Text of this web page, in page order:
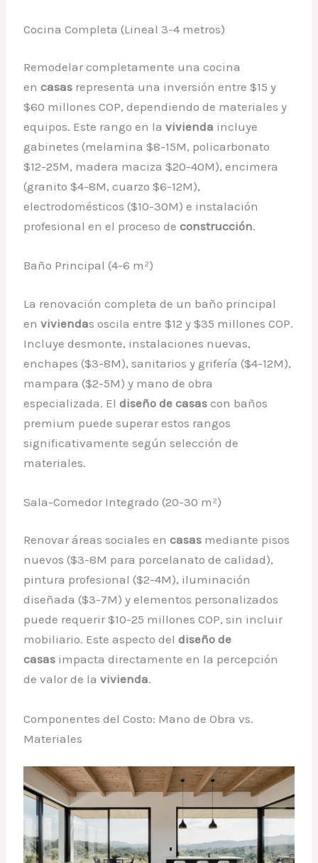
Cocina Completa (Lineal 3-4 metros)
Remodelar completamente una cocina
encasas representa una inversión entre $15 y
$60 millones COP, dependiendo de materiales y
equipos. Este rango en lavivienda incluye
gabinetes (melamina $8-15M, policarbonato
$12-25M, madera maciza $20-40M), encimera
(granito $4-8M, cuarzo $6-12M),
electrodomésticos ($10-30M) e instalación
profesional en el proceso deconstrucción.
Baño Principal (4-6 m²)
La renovación completa de un baño principal
enviviendas oscila entre $12 y $35 millones COP.
Incluye desmonte, instalaciones nuevas,
enchapes ($3-8M), sanitarios y grifería ($4-12M),
mampara ($2-5M) y mano de obra
especializada. Eldiseño de casas con baños
premium puede superar estos rangos
significativamente según selección de
materiales.
Sala-Comedor Integrado (20-30 m²)
Renovar áreas sociales encasas mediante pisos
nuevos ($3-8M para porcelanato de calidad),
pintura profesional ($2-4M), iluminación
diseñada ($3-7M) y elementos personalizados
puede requerir $10-25 millones COP, sin incluir
mobiliario. Este aspecto deldiseño de
casas impacta directamente en la percepción
de valor de lavivienda.
Componentes del Costo: Mano de Obra vs.
Materiales